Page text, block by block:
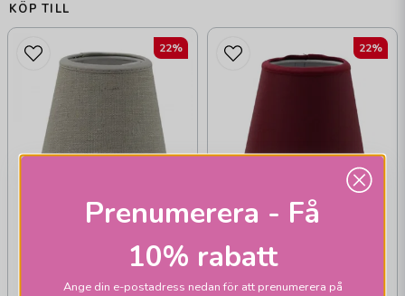
KÖP TILL
22% 22%
Prenumerera - Få
10% rabatt
Ange din e-postadress nedan för att prenumerera på